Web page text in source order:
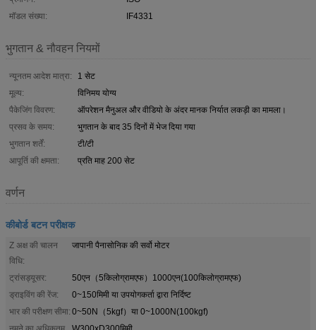
मॉडल संख्या:
IF4331
भुगतान & नौवहन नियमों
न्यूनतम आदेश मात्रा:
1 सेट
मूल्य:
विनिमय योग्य
पैकेजिंग विवरण:
ऑपरेशन मैनुअल और वीडियो के अंदर मानक निर्यात लकड़ी का मामला।
प्रसव के समय:
भुगतान के बाद 35 दिनों में भेज दिया गया
भुगतान शर्तें:
टी/टी
आपूर्ति की क्षमता:
प्रति माह 200 सेट
वर्णन
कीबोर्ड बटन परीक्षक
Z अक्ष की चालन
विधि:
जापानी पैनासोनिक की सर्वो मोटर
ट्रांसड्यूसर:
50एन（5किलोग्रामएफ）1000एन(100किलोग्रामएफ)
ड्राइविंग की रेंज:
0~150मिमी या उपयोगकर्ता द्वारा निर्दिष्ट
भार की परीक्षण सीमा: 0~50N（5kgf）या 0~1000N(100kgf)